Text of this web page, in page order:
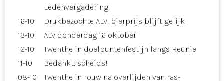
Ledenvergadering
16-10
Drukbezochte ALV, bierprijs blijft gelijk
13-10
ALV donderdag 16 oktober
12-10
Twenthe in doelpuntenfestijn langs Reünie
11-10
Bedankt, scheids!
08-10
Twenthe in rouw na overlijden van ras-